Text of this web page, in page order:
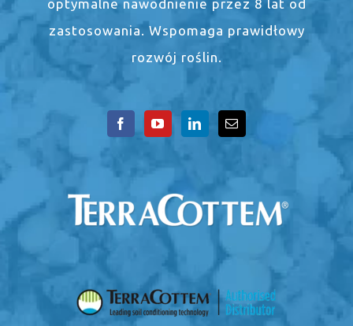
optymalne nawodnienie przez 8 lat od
zastosowania. Wspomaga prawidłowy
rozwój roślin.